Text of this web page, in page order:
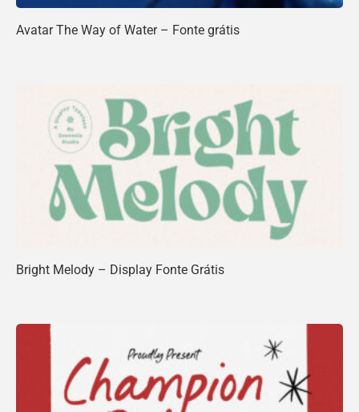
Avatar The Way of Water – Fonte grátis
Bright Melody – Display Fonte Grátis